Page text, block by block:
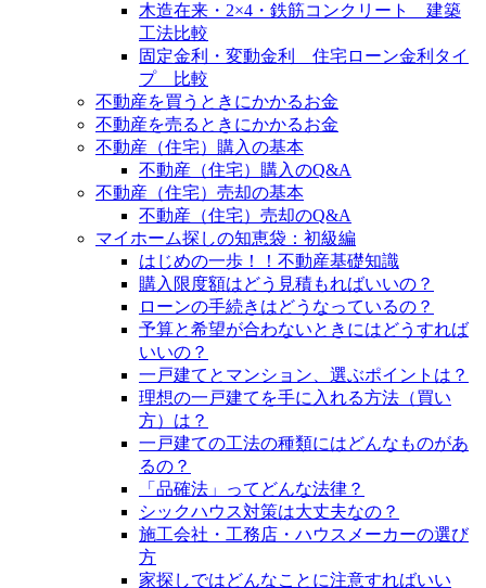
木造在来・2×4・鉄筋コンクリート 建築
工法比較
固定金利・変動金利 住宅ローン金利タイ
プ 比較
不動産を買うときにかかるお金
不動産を売るときにかかるお金
不動産（住宅）購入の基本
不動産（住宅）購入のQ&A
不動産（住宅）売却の基本
不動産（住宅）売却のQ&A
マイホーム探しの知恵袋：初級編
はじめの一歩！！不動産基礎知識
購入限度額はどう見積もればいいの？
ローンの手続きはどうなっているの？
予算と希望が合わないときにはどうすれば
いいの？
一戸建てとマンション、選ぶポイントは？
理想の一戸建てを手に入れる方法（買い
方）は？
一戸建ての工法の種類にはどんなものがあ
るの？
「品確法」ってどんな法律？
シックハウス対策は大丈夫なの？
施工会社・工務店・ハウスメーカーの選び
方
家探しではどんなことに注意すればいい